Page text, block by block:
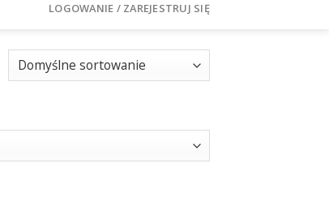
LOGOWANIE / ZAREJESTRUJ SIĘ